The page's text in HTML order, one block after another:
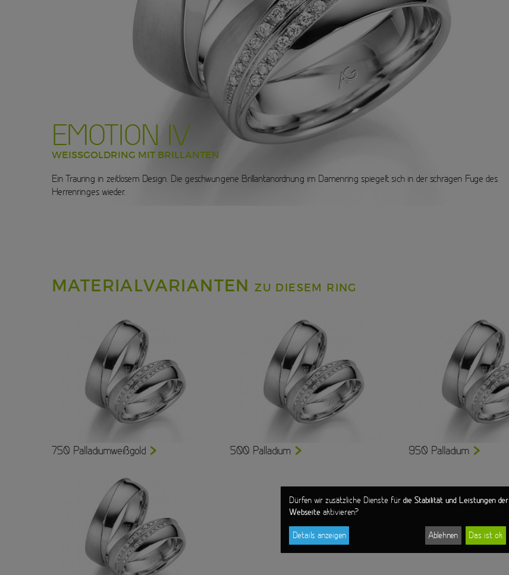
EMOTION IV
WEISSGOLDRING MIT BRILLANTEN
Ein Trauring in zeitlosem Design. Die geschwungene Brillantanordnung im Damenring spiegelt sich in der schrägen Fuge des
Herrenringes wieder.
MATERIALVARIANTENZU DIESEM RING
750 Palladiumweißgold 500 Palladium 950 Palladium
Dürfen wir zusätzliche Dienste für die Stabilität und Leistungen der
Webseite aktivieren?
Details anzeigen Ablehnen Das ist ok